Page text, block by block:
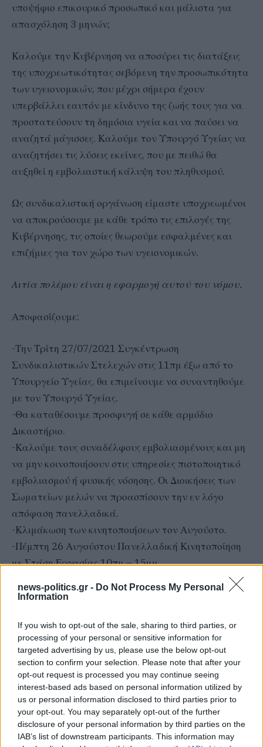
news-politics.gr - Do Not Process My Personal
Information
If you wish to opt-out of the sale, sharing to third parties, or
processing of your personal or sensitive information for
targeted advertising by us, please use the below opt-out
section to confirm your selection. Please note that after your
opt-out request is processed you may continue seeing
interest-based ads based on personal information utilized by
us or personal information disclosed to third parties prior to
your opt-out. You may separately opt-out of the further
disclosure of your personal information by third parties on the
IAB’s list of downstream participants. This information may
υποψήφιο επικουρικό προσωπικό και μάλιστα για
απασχόληση 3 μηνών;
Καλούμε την Κυβέρνηση να αποσύρει τις διατάξεις
της υποχρεωτικότητας σεβόμενη την προσωπικότητα
των υγειονομικών, που μέχρι σήμερα έχουν
υπερβάλλει εαυτόν με κίνδυνο της ζωής τους για να
προστατεύσουν τη δημόσια υγεία και να παύσει να
αναζητά μάγισσες. Καλούμε τον Υπουργό Υγείας να
αναζητήσει τις λύσεις εκείνες, που με πειθώ θα
αυξηθεί η εμβολιαστική κάλυψη του πληθυσμού.
Ως συνδικαλιστική οργάνωση είμαστε υποχρεωμένοι
να αποκρούσουμε με κάθε τρόπο τις επιλογές της
Κυβέρνησης, τις οποίες θεωρούμε εσφαλμένες και
επιζήμιες για τον χώρο των υγειονομικών.
Αιτία πολέμου είναι η εφαρμογή αυτού του νόμου.
Αποφασίζουμε:
-Την Τρίτη 27/07/2021 Συγκέντρωση
Συνδικαλιστικών Στελεχών στις 11πμ έξω από το
Υπουργείο Υγείας. θα επιμείνουμε να συναντηθούμε
με τον Υπουργό Υγείας.
-Θα καταθέσουμε προσφυγή σε κάθε αρμόδιο
Δικαστήριο.
-Καλούμε τους συναδέλφους εμβολιασμένους και μη
να μην κοινοποιήσουν στις υπηρεσίες πιστοποιητικό
εμβολιασμού ή φυσικής νόσησης. Οι Διοικήσεις των
Σωματείων μελών να προασπίσουν την εν λόγο
απόφαση πανελλαδικά.
-Κλιμάκωση των κινητοποιήσεων τον Αυγούστο.
-Πέμπτη 26 Αυγούστου Πανελλαδική Κινητοποίηση
με Στάση Εργασίας 10πμ – 15μμ
-Συγκέντρωση στην ΑΤΤΙΚΗ στο Υπουργείο Υγείας
στις 11πμ & στην ΘΕΣΣΑΛΟΝΙΚΗ στο Υπουργείο
ΣΥΝΕΧΊΣΤΕ ΝΑ ΔΙΑΒΆΖΕΤΕ